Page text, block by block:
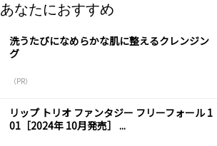
あなたにおすすめ
洗うたびになめらかな肌に整えるクレンジン
グ
（PR）
リップ トリオ ファンタジー フリーフォール 1
01［2024年 10月発売］ ...